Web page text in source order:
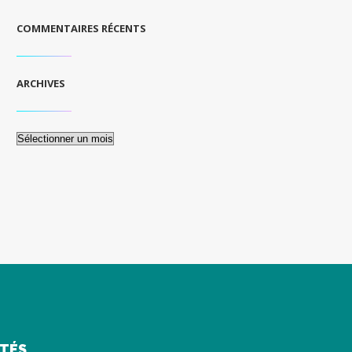
COMMENTAIRES RÉCENTS
ARCHIVES
Archives